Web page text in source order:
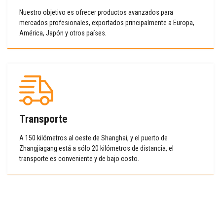
Nuestro objetivo es ofrecer productos avanzados para
mercados profesionales, exportados principalmente a Europa,
América, Japón y otros países.
Transporte
A 150 kilómetros al oeste de Shanghai, y el puerto de
Zhangjiagang está a sólo 20 kilómetros de distancia, el
transporte es conveniente y de bajo costo.